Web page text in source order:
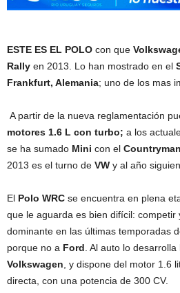
ESTE ES EL POLO con que
Rally en 2013. Lo han mostrado en el
Frankfurt, Alemania; uno de los mas
A partir de la nueva reglamentación
motores 1.6 L con turbo; a los
se ha sumado Mini con el
2013 es el turno de VW y al año
El Polo WRC se encuentra en plena
que le aguarda es bien difícil: competir
dominante en las últimas temporadas
porque no a Ford . Al auto lo
Volkswagen , y dispone del motor 1.6
directa, con una potencia de 300 CV.